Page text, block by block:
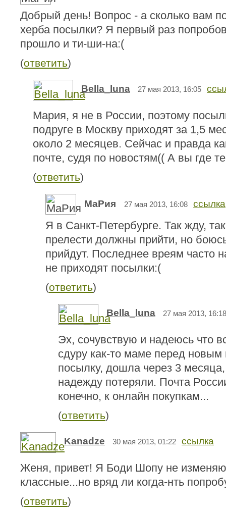
Добрый день! Вопрос - а сколько вам
херба посылки? Я первый раз
прошло и ти-ши-на:(
(ответить)
Bella_luna 27 мая 2013, 16:05
Мария, я не в России, поэтому
подруге в Москву приходят за 1,5
около 2 месяцев. Сейчас и правда
почте, судя по новостям(( А вы где
(ответить)
МаРия 27 мая 2013, 16:08 ссылка
Я в Санкт-Петербурге. Так жду,
прелести должны прийти, но
прийдут. Последнее вреям часто
не приходят посылки:(
(ответить)
Bella_luna 27 мая 2013, 16:18
Эх, сочувствую и надеюсь что
сдуру как-то маме перед новым
посылку, дошла через 3
надежду потеряли. Почта
конечно, к онлайн покупкам...
(ответить)
Kanadze 30 мая 2013, 01:22 ссылка
Женя, привет! Я Боди Шопу не
классные...но вряд ли когда-нть
(ответить)